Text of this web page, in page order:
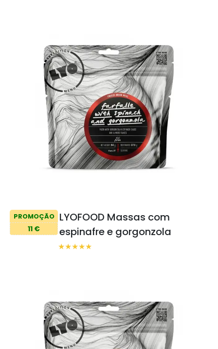
PROMOÇÃO
11 €
LYOFOOD Massas com
espinafre e gorgonzola